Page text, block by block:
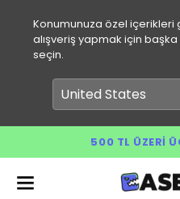
Konumunuza özel içerikleri
alışveriş yapmak için
seçin.
500 TL ÜZERI